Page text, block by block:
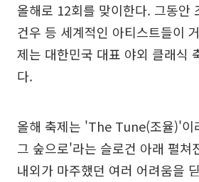
올해로 12회를 맞이한다. 그동안
건우 등 세계적인 아티스트들이
제는 대한민국 대표 야외 클래식
다.
올해 축제는 'The Tune(조율)'이
그 숲으로'라는 슬로건 아래 펼쳐
내외가 마주했던 여러 어려움을